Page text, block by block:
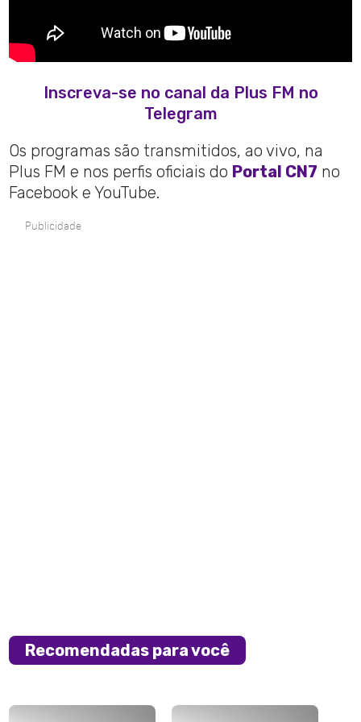
Inscreva-se no canal da Plus FM no
Telegram
Os programas são transmitidos, ao vivo, na
Plus FM e nos perfis oficiais do Portal CN7 no
Facebook e YouTube.
Publicidade
Recomendadas para você